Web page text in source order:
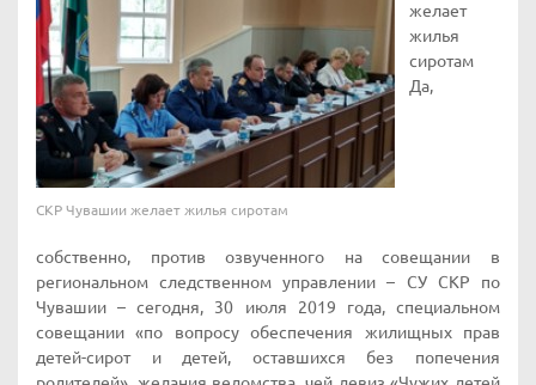
СКР Чувашии желает жилья сиротам
желает
жилья
сиротам
Да,
собственно, против озвученного на совещании в
региональном следственном управлении – СУ СКР по
Чувашии – сегодня, 30 июля 2019 года, специальном
совещании «по вопросу обеспечения жилищных прав
детей-сирот и детей, оставшихся без попечения